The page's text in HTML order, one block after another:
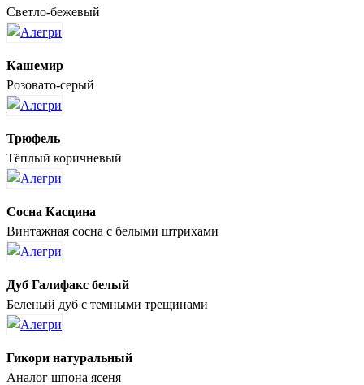
Светло-бежевый
Кашемир
Розовато-серый
Трюфель
Тёплый коричневый
Сосна Касцина
Винтажная сосна с белыми штрихами
Дуб Галифакс белый
Беленый дуб с темными трещинами
Гикори натуральный
Аналог шпона ясеня